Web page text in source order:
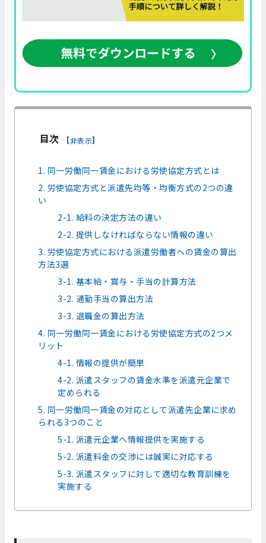
目次 [非表示]
1. 同一労働同一賃金における労使協定方式とは
2. 労使協定方式と派遣先均等・均衡方式の2つの違
い
2-1. 給料の決定方法の違い
2-2. 提供しなければならない情報の違い
3. 労使協定方式における派遣労働者への賃金の算出
方法3選
3-1. 基本給・賞与・手当の計算方法
3-2. 通勤手当の算出方法
3-3. 退職金の算出方法
4. 同一労働同一賃金における労使協定方式の2つメ
リット
4-1. 情報の提供が簡単
4-2. 派遣スタッフの賃金水準を派遣元企業で
定められる
5. 同一労働同一賃金の対応として派遣先企業に求め
られる3つのこと
5-1. 派遣元企業へ情報提供を実施する
5-2. 派遣料金の交渉には誠実に対応する
5-3. 派遣スタッフに対して適切な教育訓練を
実施する